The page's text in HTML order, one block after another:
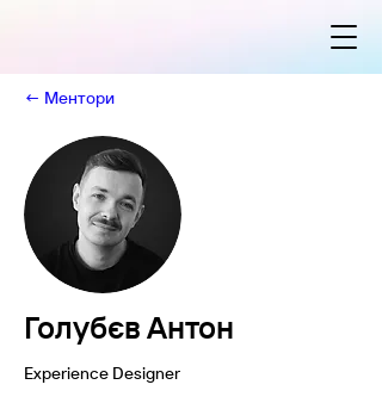
← Ментори
Голубєв Антон
Experience Designer